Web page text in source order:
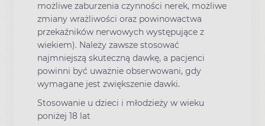
możliwe zaburzenia czynności nerek, możliwe
zmiany wrażliwości oraz powinowactwa
przekaźników nerwowych występujące z
wiekiem). Należy zawsze stosować
najmniejszą skuteczną dawkę, a pacjenci
powinni być uważnie obserwowani, gdy
wymagane jest zwiększenie dawki.
Stosowanie u dzieci i młodzieży w wieku
poniżej 18 lat